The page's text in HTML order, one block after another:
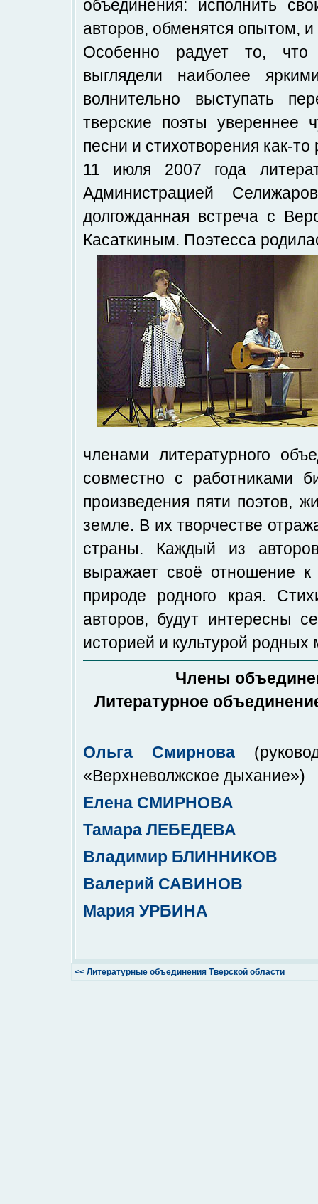
объединения: исполнить
авторов, обменятся опытом,
Особенно радует то, что
выглядели наиболее
волнительно выступать
тверские поэты увереннее
песни и стихотворения как-
11 июля 2007 года
Администрацией
долгожданная встреча с
Касаткиным. Поэтесса
членами литературного
совместно с работниками
произведения пяти поэтов,
земле. В их творчестве
страны. Каждый из
выражает своё отношение
природе родного края.
авторов, будут интересны
историей и культурой родных
Члены
Литературное
Ольга Смирнова
«Верхневолжское дыхание»)
Елена СМИРНОВА
Тамара ЛЕБЕДЕВА
Владимир БЛИННИКОВ
Валерий САВИНОВ
Мария УРБИНА
<< Литературные объединения Тверской области